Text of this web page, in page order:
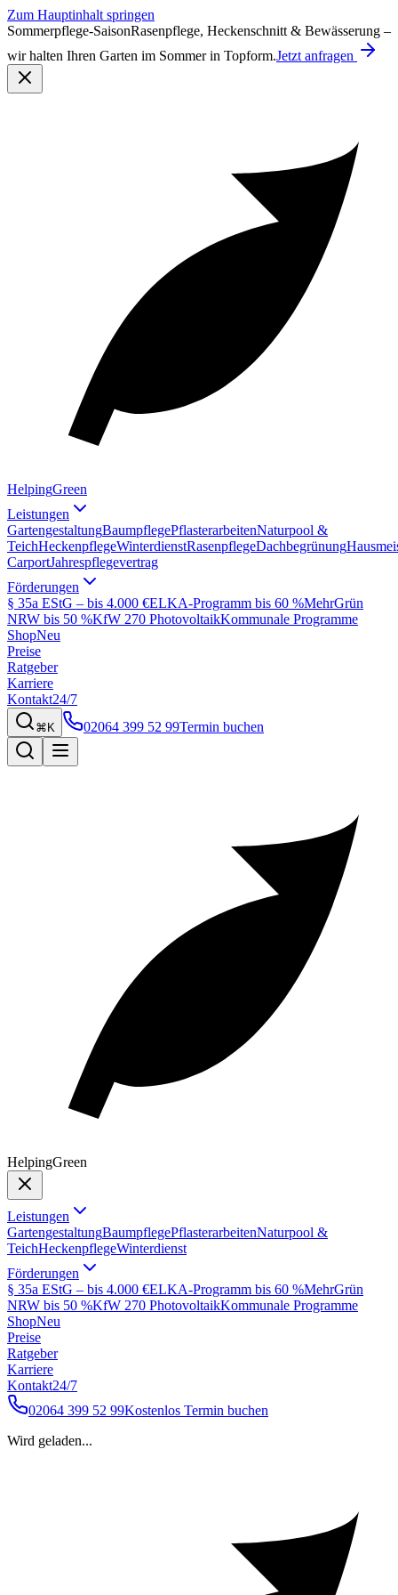
Zum Hauptinhalt springen
Sommerpflege-SaisonRasenpflege, Heckenschnitt & Bewässerung –
wir halten Ihren Garten im Sommer in Topform.Jetzt anfragen
HelpingGreen
Leistungen
GartengestaltungBaumpflegePflasterarbeitenNaturpool &
TeichHeckenpflegeWinterdienstRasenpflegeDachbegrünung
CarportJahrespflegevertrag
Förderungen
§ 35a EStG – bis 4.000 €ELKA-Programm bis 60 %MehrGrün
NRW bis 50 %KfW 270 PhotovoltaikKommunale Programme
ShopNeu
Preise
Ratgeber
Karriere
Kontakt24/7
⌘K 02064 399 52 99Termin buchen
HelpingGreen
Leistungen
GartengestaltungBaumpflegePflasterarbeitenNaturpool &
TeichHeckenpflegeWinterdienst
Förderungen
§ 35a EStG – bis 4.000 €ELKA-Programm bis 60 %MehrGrün
NRW bis 50 %KfW 270 PhotovoltaikKommunale Programme
ShopNeu
Preise
Ratgeber
Karriere
Kontakt24/7
02064 399 52 99Kostenlos Termin buchen
Wird geladen...